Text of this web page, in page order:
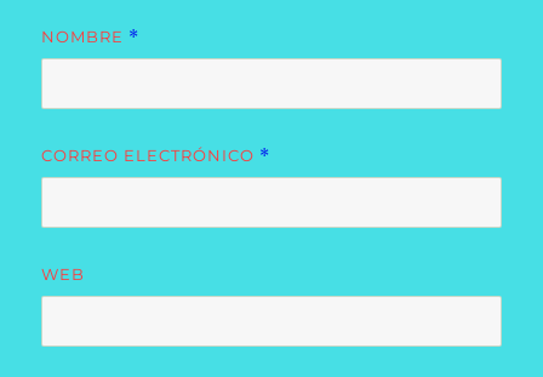
NOMBRE *
CORREO ELECTRÓNICO *
WEB